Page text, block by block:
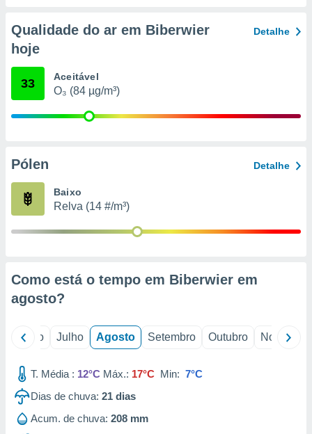
de
1199
Qualidade do ar em Biberwier
hoje
Detalhe
33 Aceitável
O₃ (84 µg/m³)
Pólen Detalhe
Baixo
Relva (14 #/m³)
Como está o tempo em Biberwier em
agosto?
Junho Julho Agosto Setembro Outubro Novembro
T. Média : 12°C Máx.: 17°C Min: 7°C
Dias de chuva: 21 dias
Acum. de chuva: 208 mm